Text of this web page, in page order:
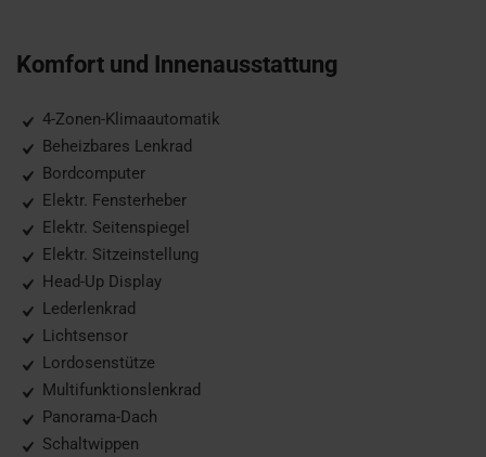
Komfort und Innenausstattung
4-Zonen-Klimaautomatik
Beheizbares Lenkrad
Bordcomputer
Elektr. Fensterheber
Elektr. Seitenspiegel
Elektr. Sitzeinstellung
Head-Up Display
Lederlenkrad
Lichtsensor
Lordosenstütze
Multifunktionslenkrad
Panorama-Dach
Schaltwippen